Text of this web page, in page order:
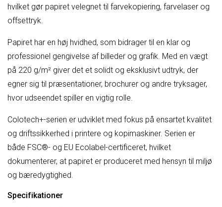
hvilket gør papiret velegnet til farvekopiering, farvelaser og
offsettryk.
Papiret har en høj hvidhed, som bidrager til en klar og
professionel gengivelse af billeder og grafik. Med en vægt
på 220 g/m² giver det et solidt og eksklusivt udtryk, der
egner sig til præsentationer, brochurer og andre tryksager,
hvor udseendet spiller en vigtig rolle.
Colotech+-serien er udviklet med fokus på ensartet kvalitet
og driftssikkerhed i printere og kopimaskiner. Serien er
både FSC®- og EU Ecolabel-certificeret, hvilket
dokumenterer, at papiret er produceret med hensyn til miljø
og bæredygtighed.
Specifikationer